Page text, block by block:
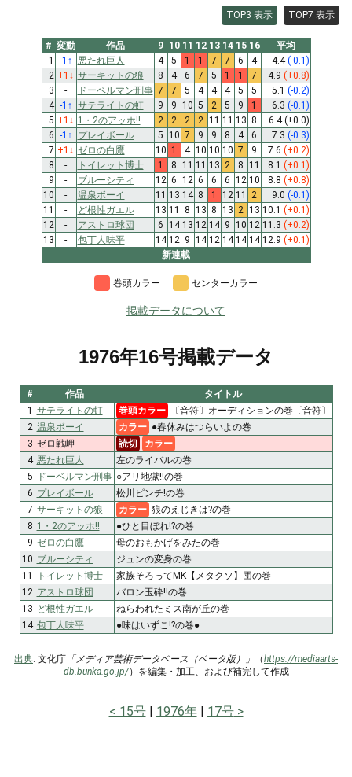
TOP3 表示 TOP7 表示
# 変動 作品 9 10 11 12 13 14 15 16
平均
1
-1 ↑ 悪たれ巨人 4 5 1 1 7 7 6 4 4.4(-0.1)
2 +1 ↓ サーキットの狼 8 4 6 7 5 1 1 7 4.9 (+0.8)
3
- ドーベルマン刑事 7 7 5 4 4 4 5 5 5.1 (-0.2)
4 -1 ↑ サテライトの虹 9 9 10 5 2 5 9 1 6.3 (-0.1)
5 +1 ↓ 1・2のアッホ!! 2 2 2 2 11 11 13 8 6.4(±0.0)
6 -1 ↑ プレイボール 5 10 7 9 9 8 4 6 7.3 (-0.3)
7 +1 ↓ ゼロの白鷹 10 1 4 10 10 10 7 9 7.6 (+0.2)
8
- トイレット博士 1 8 11 11 13 2 8 11 8.1 (+0.1)
9
- ブルーシティ 12 6 12 6 6 6 12 10 8.8 (+0.8)
10
- 温泉ボーイ 11 13 14 8 1 12 11 2 9.0 (-0.1)
11
- ど根性ガエル 13 11 8 13 8 13 2 13 10.1 (+0.1)
12
- アストロ球団 6 14 13 12 14 9 10 12 11.3 (+0.2)
13
- 包丁人味平 14 12 9 14 12 14 14 14 12.9 (+0.1)
新連載
巻頭カラー センターカラー
掲載データについて
1976年16号掲載データ
# 作品
タイトル
1 サテライトの虹 巻頭カラー
〔音符〕オーディションの巻〔音符〕
2 温泉ボーイ カラー ●春休みはつらいよの巻
3 ゼロ戦岬 読切
カラー
4 悪たれ巨人
左のライバルの巻
5
ドーベルマン刑事 ○アリ地獄!!の巻
6 プレイボール
松川ピンチ!の巻
7 サーキットの狼 カラー 狼のえじきは?の巻
8 1・2のアッホ!!
●ひと目ぼれ!?の巻
9 ゼロの白鷹
母のおもかげをみたの巻
10 ブルーシティ
ジュンの変身の巻
11
トイレット博士
家族そろってMK【メタクソ】団の巻
12 アストロ球団
バロン玉砕!!の巻
13 ど根性ガエル
ねらわれたミス南が丘の巻
14 包丁人味平 ●味はいずこ!?の巻●
出典: 文化庁 「メディア芸術データベース（ベータ版）」 （https://mediaarts-
db.bunka.go.jp/）を編集・加工、および補完して作成
15号 1976年 17号